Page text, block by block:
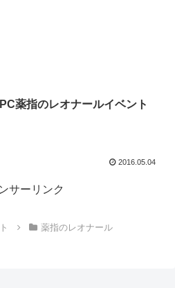
薬指のレオナールイベント
2016.05.04
サーリンク
薬指のレオナール